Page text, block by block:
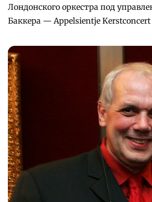
Лондонского оркестра под
Баккера — Appelsientje Kerstconcert